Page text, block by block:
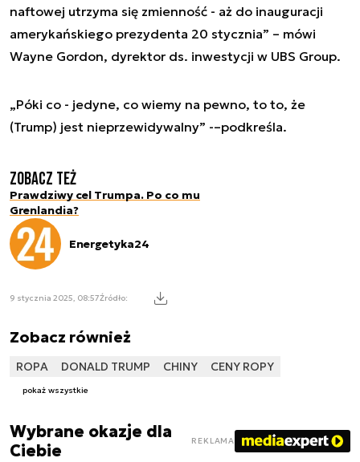
naftowej utrzyma się zmienność - aż do inauguracji
amerykańskiego prezydenta 20 stycznia” – mówi
Wayne Gordon, dyrektor ds. inwestycji w UBS Group.
„Póki co - jedyne, co wiemy na pewno, to to, że
(Trump) jest nieprzewidywalny” -–podkreśla.
Zobacz też
Prawdziwy cel Trumpa. Po co mu
Grenlandia?
Energetyka24
9 stycznia 2025, 08:57Źródło:
Zobacz również
ROPA DONALD TRUMP CHINY CENY ROPY
pokaż wszystkie
Wybrane okazje dla
Ciebie
REKLAMA